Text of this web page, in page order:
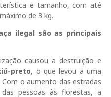
e tamanho, com até
de 3 kg.
ilegal são as principais
causou a destruição e
preto, o que levou a uma
o aumento das estradas
pessoas às florestas, a